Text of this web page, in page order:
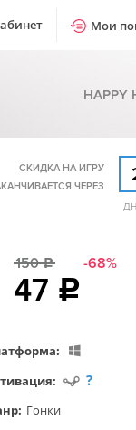
Мои
HAPPY
СКИДКА НА ИГРУ
ЧЕРЕЗ
150c -68%
47 c
?
Гонки